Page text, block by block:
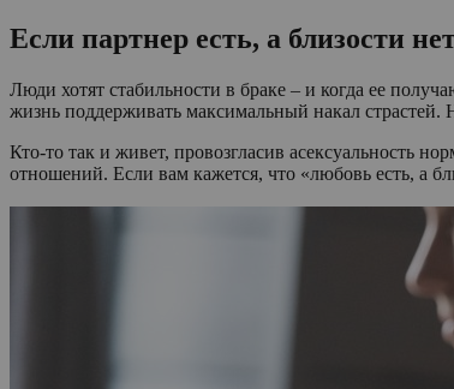
Если партнер есть, а близости
Люди хотят стабильности в браке – и когда ее
жизнь поддерживать максимальный накал
Кто-то так и живет, провозгласив асексуальность
отношений. Если вам кажется, что «любовь есть, а